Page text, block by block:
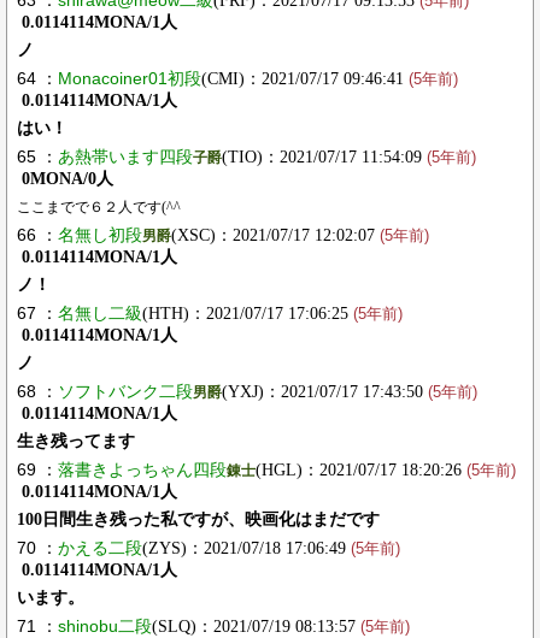
0.0114114MONA/1人
ノ
64 ： Monacoiner01初段(CMI)：2021/07/17 09:46:41 (5年前)
0.0114114MONA/1人
はい！
65 ： あ熱帯います四段子爵(TIO)：2021/07/17 11:54:09 (5年前)
0MONA/0人
ここまでで６２人です(^^
66 ： 名無し初段男爵(XSC)：2021/07/17 12:02:07 (5年前)
0.0114114MONA/1人
ノ！
67 ： 名無し二級(HTH)：2021/07/17 17:06:25 (5年前)
0.0114114MONA/1人
ノ
68 ： ソフトバンク二段男爵(YXJ)：2021/07/17 17:43:50 (5年前)
0.0114114MONA/1人
生き残ってます
69 ： 落書きよっちゃん四段錬士(HGL)：2021/07/17 18:20:26 (5年前)
0.0114114MONA/1人
100日間生き残った私ですが、映画化はまだです
70 ： かえる二段(ZYS)：2021/07/18 17:06:49 (5年前)
0.0114114MONA/1人
います。
71 ： shinobu二段(SLQ)：2021/07/19 08:13:57 (5年前)